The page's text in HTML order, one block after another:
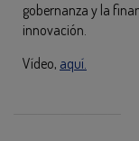
gobernanza y la
innovación.
Vídeo, aquí.